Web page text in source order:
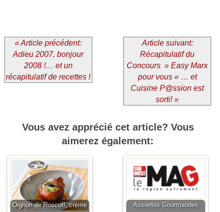
« Article précédent:
Adieu 2007, bonjour
2008 !… et un
récapitulatif de recettes !
Article suivant:
Récapitulatif du
Concours » Easy Marx
pour vous « … et
Cuisine P@ssion est
sorti! »
Vous avez apprécié cet article? Vous
aimerez également:
Oignon de Roscoff, crème
Assiettes Gourmandes